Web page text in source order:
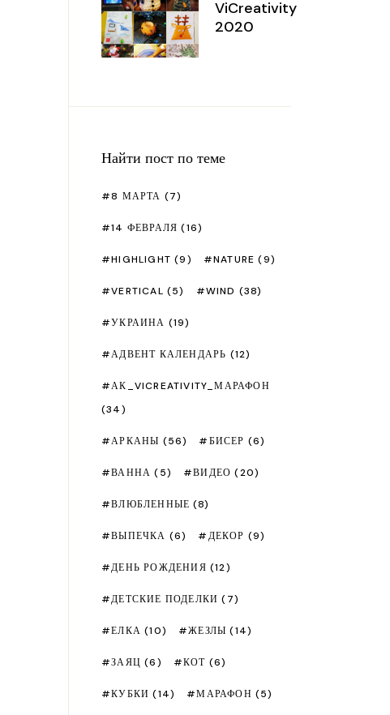
Детские поделки
Кройка и шитье
Сад
Подарки
ViCreativity
2020
Найти пост по теме
8 МАРТА (7)
14 ФЕВРАЛЯ (16)
HIGHLIGHT (9) NATURE (9)
VERTICAL (5) WIND (38)
УКРАИНА (19)
АДВЕНТ КАЛЕНДАРЬ (12)
АК_VICREATIVITY_МАРАФОН
(34)
АРКАНЫ (56) БИСЕР (6)
ВАННА (5) ВИДЕО (20)
ВЛЮБЛЕННЫЕ (8)
ВЫПЕЧКА (6) ДЕКОР (9)
ДЕНЬ РОЖДЕНИЯ (12)
ДЕТСКИЕ ПОДЕЛКИ (7)
ЕЛКА (10) ЖЕЗЛЫ (14)
ЗАЯЦ (6) КОТ (6)
КУБКИ (14) МАРАФОН (5)